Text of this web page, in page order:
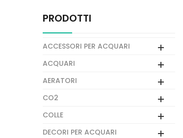
PRODOTTI
ACCESSORI PER ACQUARI
ACQUARI
AERATORI
CO2
COLLE
DECORI PER ACQUARI